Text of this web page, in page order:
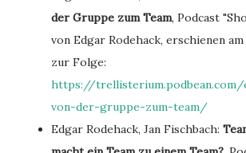
der Gruppe zum Team, Podcast
von Edgar Rodehack, erschienen am
zur Folge:
https://
von-der-gruppe-zum-team/
Edgar Rodehack, Jan Fischbach: